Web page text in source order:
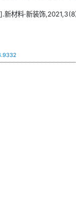
新材料·新装饰